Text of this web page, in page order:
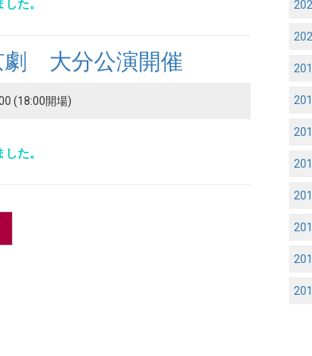
た。
大分公演開催
(18:00開場)
た。